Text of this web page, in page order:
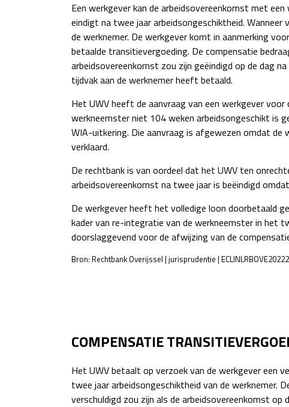
Een werkgever kan de arbeidsovereenkomst met
eindigt na twee jaar arbeidsongeschiktheid.
de werknemer. De werkgever komt in aanmerking
betaalde transitievergoeding. De compensatie
arbeidsovereenkomst zou zijn geëindigd op de dag
tijdvak aan de werknemer heeft betaald.
Het UWV heeft de aanvraag van een werkgever
werkneemster niet 104 weken arbeidsongeschikt is
WIA-uitkering. Die aanvraag is afgewezen omdat
verklaard.
De rechtbank is van oordeel dat het UWV ten
arbeidsovereenkomst na twee jaar is beëindigd
De werkgever heeft het volledige loon doorbetaald
kader van re-integratie van de werkneemster in het
doorslaggevend voor de afwijzing van de
Bron: Rechtbank Overijssel | jurisprudentie |
COMPENSATIE
Het UWV betaalt op verzoek van de werkgever een
twee jaar arbeidsongeschiktheid van de
verschuldigd zou zijn als de arbeidsovereenkomst op